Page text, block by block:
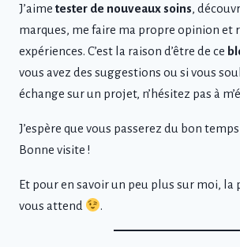
J’aime tester de nouveaux soins,
marques, me faire ma propre opinion et
expériences. C’est la raison d’être de ce
vous avez des suggestions ou si vous
échange sur un projet, n’hésitez pas à
J’espère que vous passerez du bon
Bonne visite !
Et pour en savoir un peu plus sur moi, la
vous attend
.